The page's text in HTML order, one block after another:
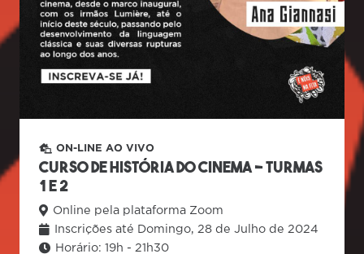
ON-LINE AO VIVO
Curso de História do Cinema – Turmas
1 e 2
Online pela plataforma Zoom
Inscrições até Domingo, 28 de Julho de 2024
Horário: 19h - 21h30